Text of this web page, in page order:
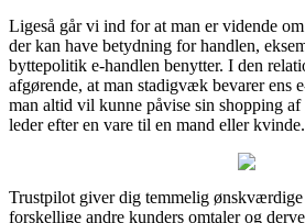
Ligeså går vi ind for at man er vidende
der kan have betydning for handlen,
byttepolitik e-handlen benytter. I den
afgørende, at man stadigvæk bevarer ens
man altid vil kunne påvise sin shopping
leder efter en vare til en mand eller kvinde.
Trustpilot giver dig temmelig
forskellige andre kunders omtaler og